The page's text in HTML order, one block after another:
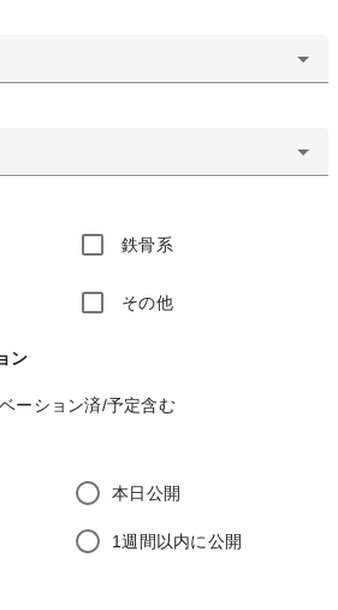
鉄骨系
その他
ン
ーション済/予定含む
本日公開
1週間以内に公開